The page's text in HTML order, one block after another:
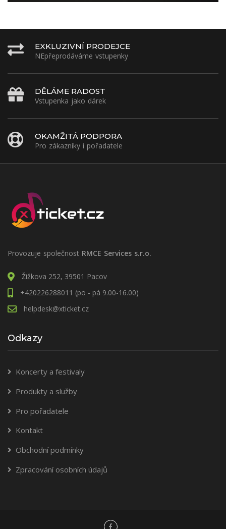
EXKLUZIVNÍ PRODEJCE
NEpřeprodáváme vstupenky
DĚLÁME RADOST
Vstupenka jako dárek
OKAMŽITÁ PODPORA
Pro zákazníky i pořadatele
Provozuje společnost RMCE Services s.r.o.
Žižkova 252, 39501 Pacov
+420226288011 (po - pá 9.00-16.00)
helpdesk@xticket.cz
Odkazy
Koncerty a festivaly
Produkty a služby
Pro pořadatele
Kontakt
Obchodní podmínky
Zpracování osobních údajů